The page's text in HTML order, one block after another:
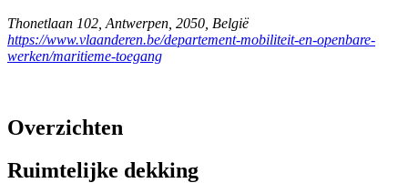
Thonetlaan 102 Antwerpen 2050 België
https://www.vlaanderen.be/departement-mobiliteit-en-openbare-
werken/maritieme-toegang
Overzichten
Ruimtelijke dekking